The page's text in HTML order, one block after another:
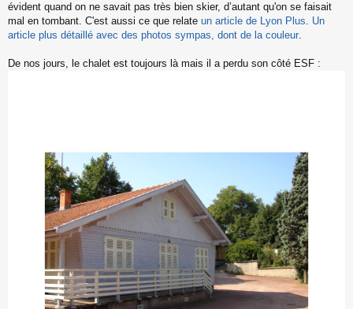
évident quand on ne savait pas très bien skier, d’autant qu'on se faisait
mal en tombant. C'est aussi ce que relate un article de Lyon Plus. Un
article plus détaillé avec des photos sympas, dont de la couleur.
De nos jours, le chalet est toujours là mais il a perdu son côté ESF :